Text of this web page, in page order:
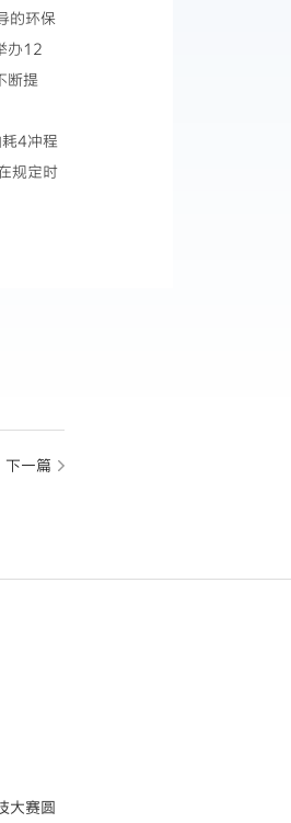
的环保
办12
断提
4冲程
规定时
下一篇
大赛圆